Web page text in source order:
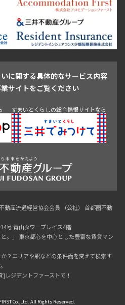
・豊洲
本郷・春日・小石川
早稲田
芸大学・自由が丘
池袋・板橋・王子
宿 品川
目黒・中目黒
練馬区 荒川区
足立区
に関する具体的なサービス内容
サイトをご覧ください
すまいとくらしの総合情報サイトなら
動産流通経営協会会員 （公社） 首都圏不動
号 青山タワープレイス4階
。」 東京都心を中心とした豊富な賃貸マン
？エリアや駅などの条件面を変えて検索す
レジデントファーストで！
Co.,Ltd. All Rights Reserved.